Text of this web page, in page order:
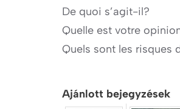
De quoi s’agit-il?
Quelle est votre
Quels sont les risques
Ajánlott bejegyzések